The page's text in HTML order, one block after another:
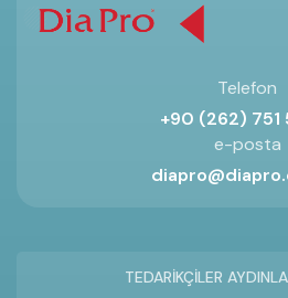
Telefon
+90 (262) 751
e-posta
TEDARİKÇİLER